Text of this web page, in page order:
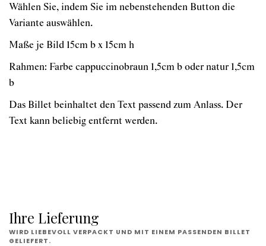
Wählen Sie, indem Sie im nebenstehenden Button die
Variante auswählen.
Maße je Bild 15cm b x 15cm h
Rahmen: Farbe cappuccinobraun 1,5cm b oder natur 1,5cm
b
Das Billet beinhaltet den Text passend zum Anlass. Der
Text kann beliebig entfernt werden.
Ihre Lieferung
WIRD LIEBEVOLL VERPACKT UND MIT EINEM PASSENDEN BILLET
GELIEFERT.